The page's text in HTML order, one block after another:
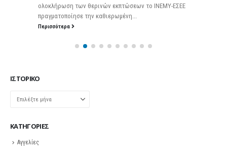
ολοκλήρωση των θερινών εκπτώσεων το ΙΝΕΜΥ-ΕΣΕΕ
πραγματοποίησε την καθιερωμένη...
Περισσότερα
ΙΣΤΟΡΙΚΌ
KΑΤΗΓΟΡΊΕΣ
Αγγελίες